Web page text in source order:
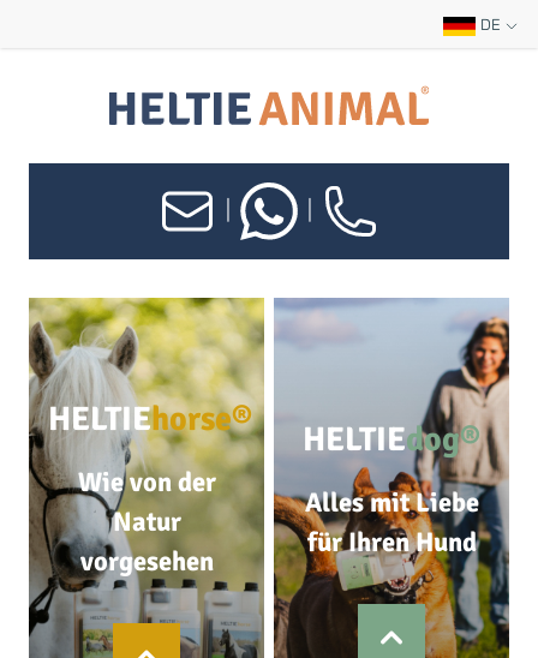
DE
HELTIEhorse®
Wie von der
Natur
vorgesehen
HELTIEdog®
Alles mit Liebe
für Ihren Hund